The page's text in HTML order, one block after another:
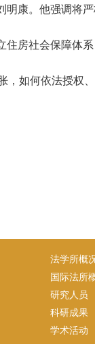
康。他强调将
房社会保障体
如何依法授权
法学所概
国际法所
研究人员
科研成果
学术活动